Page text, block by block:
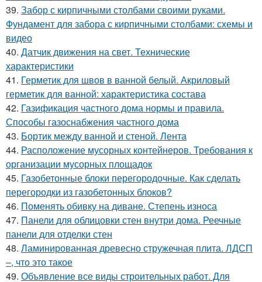
39. Забор с кирпичными столбами своими руками.
Фундамент для забора с кирпичными столбами: схемы и
видео
40. Датчик движения на свет. Технические
характеристики
41. Герметик для швов в ванной белый. Акриловый
герметик для ванной: характеристика состава
42. Газификация частного дома нормы и правила.
Способы газоснабжения частного дома
43. Бортик между ванной и стеной. Лента
44. Расположение мусорных контейнеров. Требования к
организации мусорных площадок
45. Газобетонные блоки перегородочные. Как сделать
перегородки из газобетонных блоков?
46. Поменять обивку на диване. Степень износа
47. Панели для облицовки стен внутри дома. Реечные
панели для отделки стен
48. Ламинированная древесно стружечная плита. ЛДСП
–, что это такое
49. Объявление все виды строительных работ. Для